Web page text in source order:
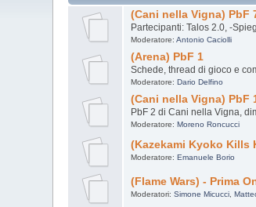
(Cani nella Vigna) PbF
Partecipanti: Talos 2.0, -
Moderatore: Antonio Caciolli
(Arena) PbF 1
Schede, thread di gioco e
Moderatore: Dario Delfino
(Cani nella Vigna) PbF
PbF 2 di Cani nella Vigna,
Moderatore: Moreno Roncucci
(Kazekami Kyoko Kills
Moderatore: Emanuele Borio
(Flame Wars) - Prima
Moderatori: Simone Micucci,